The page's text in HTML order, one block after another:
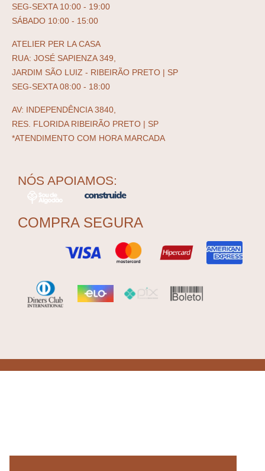
SEG-SEXTA 10:00 - 19:00
SÁBADO 10:00 - 15:00
ATELIER PER LA CASA
RUA: JOSÉ SAPIENZA 349,
JARDIM SÃO LUIZ - RIBEIRÃO PRETO | SP
SEG-SEXTA 08:00 - 18:00
AV: INDEPENDÊNCIA 3840,
RES. FLORIDA RIBEIRÃO PRETO | SP
*ATENDIMENTO COM HORA MARCADA
NÓS APOIAMOS:
COMPRA SEGURA